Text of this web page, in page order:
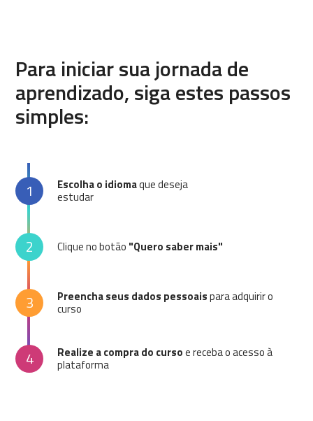
Para iniciar sua jornada de
aprendizado, siga estes passos
simples:
1 Escolha o idiomaque deseja
estudar
2 Clique no botão "Quero saber mais"
3 Preencha seus dados pessoaispara adquirir o
curso
4 Realize a compra do cursoe receba o acesso à
plataforma